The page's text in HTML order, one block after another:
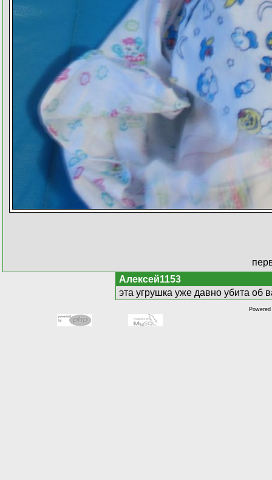
Алексей1153
эта угрушка уже давно убита об